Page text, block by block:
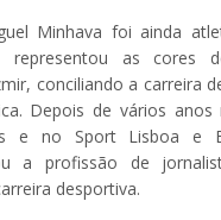
Minhava foi ainda
representou as cores
conciliando a carreira
Depois de vários anos
e no Sport Lisboa e
a profissão de
desportiva.